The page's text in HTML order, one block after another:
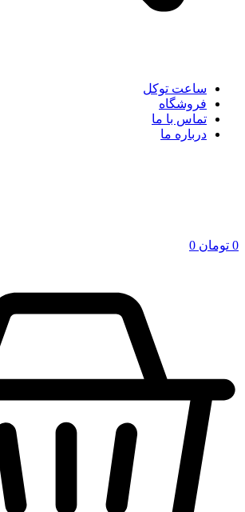
ساعت توکل
فروشگاه
تماس با ما
درباره ما
0 تومان 0